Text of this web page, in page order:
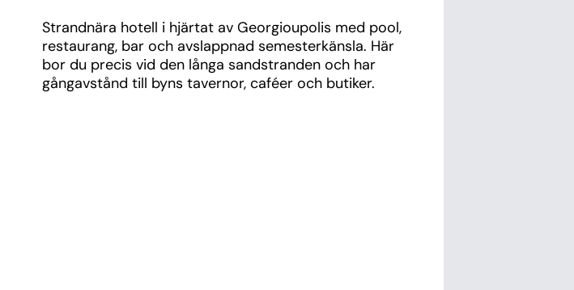
Strandnära hotell i hjärtat av Georgioupolis med pool,
restaurang, bar och avslappnad semesterkänsla. Här
bor du precis vid den långa sandstranden och har
gångavstånd till byns tavernor, caféer och butiker.